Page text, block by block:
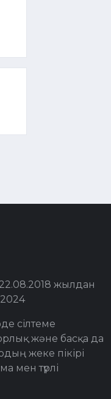
жылдан
сілтеме
және басқа да
жеке пікірі
мен түрлі